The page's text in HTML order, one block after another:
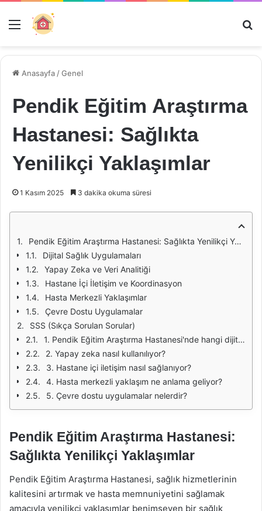
Menü
Anasayfa /Genel
Pendik Eğitim Araştırma
Hastanesi: Sağlıkta
Yenilikçi Yaklaşımlar
1 Kasım 2025 3 dakika okuma süresi
Pendik Eğitim Araştırma Hastanesi: Sağlıkta Yenilikçi Yaklaşımlar
Dijital Sağlık Uygulamaları
Yapay Zeka ve Veri Analitiği
Hastane İçi İletişim ve Koordinasyon
Hasta Merkezli Yaklaşımlar
Çevre Dostu Uygulamalar
SSS (Sıkça Sorulan Sorular)
1. Pendik Eğitim Araştırma Hastanesi'nde hangi dijital sağlık uygulamaları bulunmaktadır?
2. Yapay zeka nasıl kullanılıyor?
3. Hastane içi iletişim nasıl sağlanıyor?
4. Hasta merkezli yaklaşım ne anlama geliyor?
5. Çevre dostu uygulamalar nelerdir?
Pendik Eğitim Araştırma Hastanesi:
Sağlıkta Yenilikçi Yaklaşımlar
Pendik Eğitim Araştırma Hastanesi, sağlık hizmetlerinin
kalitesini artırmak ve hasta memnuniyetini sağlamak
amacıyla yenilikçi yaklaşımlar benimseyen bir sağlık